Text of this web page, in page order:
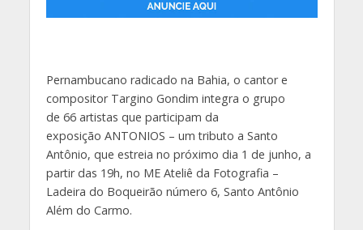
Pernambucano radicado na Bahia, o cantor e
compositor Targino Gondim integra o grupo
de 66 artistas que participam da
exposição ANTONIOS – um tributo a Santo
Antônio, que estreia no próximo dia 1 de junho, a
partir das 19h, no ME Ateliê da Fotografia –
Ladeira do Boqueirão número 6, Santo Antônio
Além do Carmo.